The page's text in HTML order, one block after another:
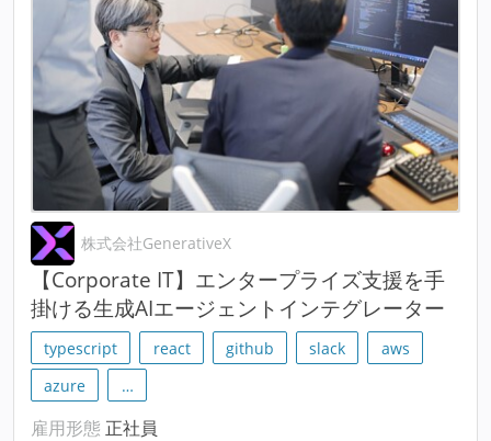
株式会社GenerativeX
【Corporate IT】エンタープライズ支援を手
掛ける生成AIエージェントインテグレーター
typescript react github slack
aws
azure
…
雇用形態 正社員